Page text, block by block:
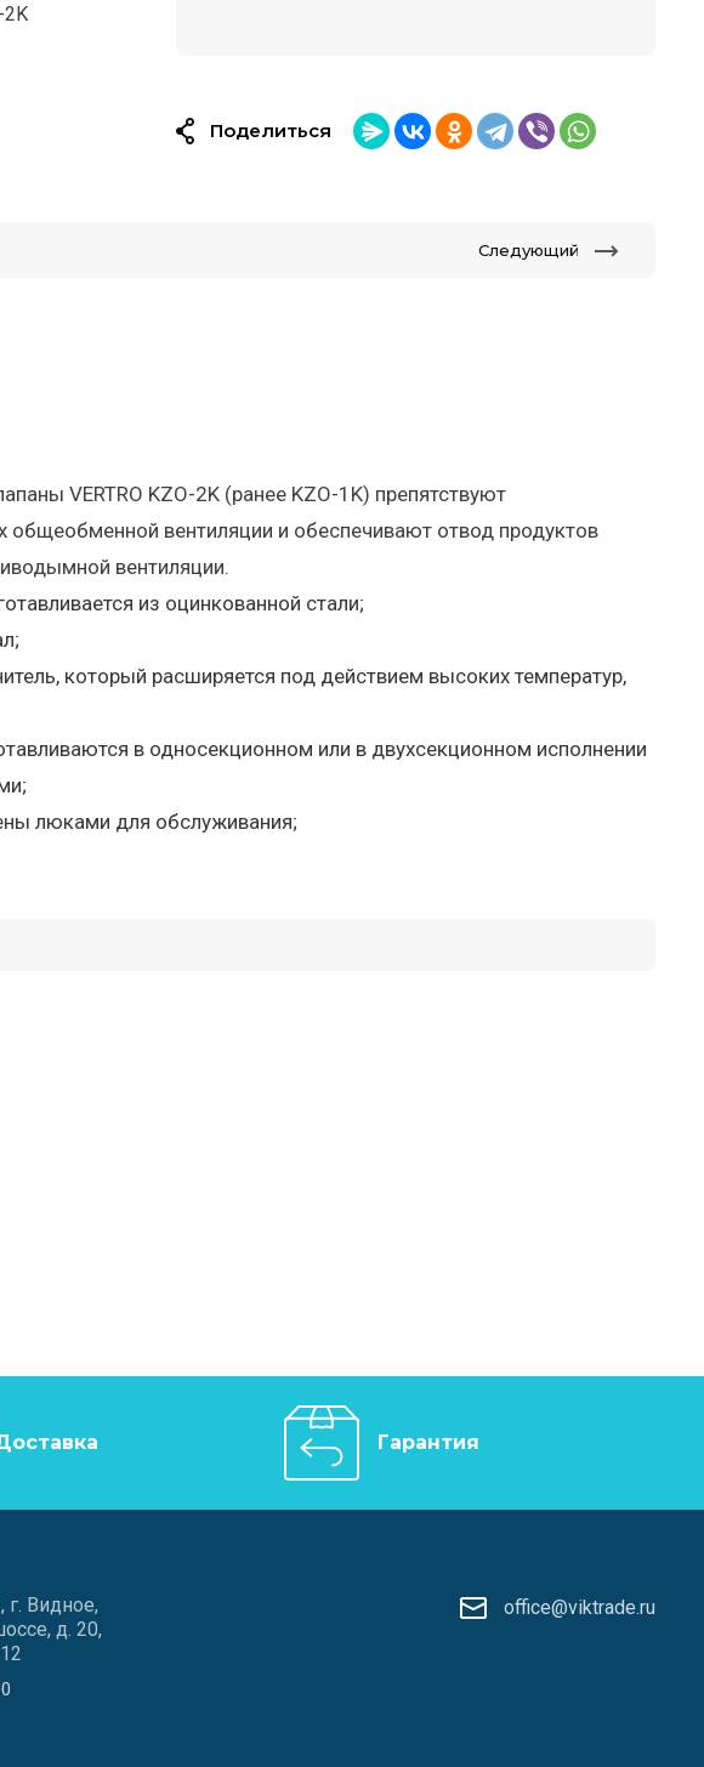
Поделиться
Следующий
VERTRO KZO-2K (ранее KZO-1K) препятствуют
общеобменной вентиляции и обеспечивают отвод продуктов
вентиляции.
из оцинкованной стали;
который расширяется под действием высоких температур,
в односекционном или в двухсекционном исполнении
люками для обслуживания;
Гарантия
г. Видное,
д. 20,
office@viktrade.ru